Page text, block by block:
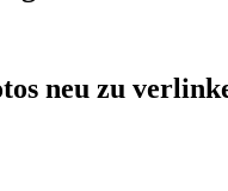
neu zu